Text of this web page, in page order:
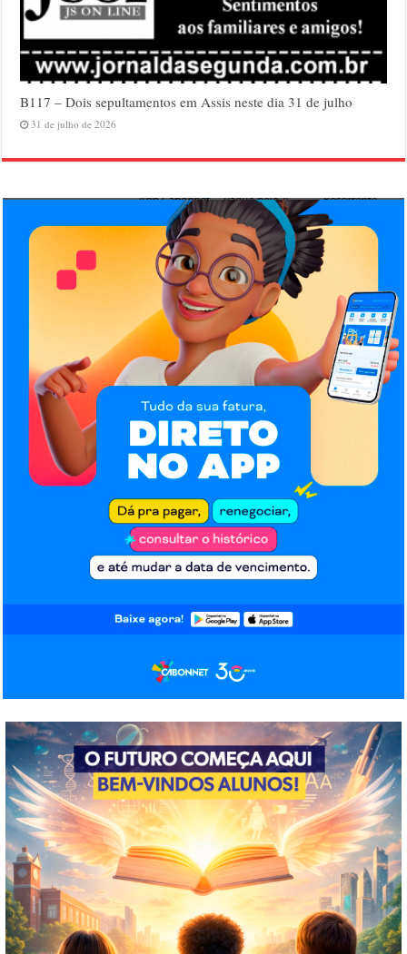
B117 – Dois sepultamentos em Assis neste dia 31 de julho
31 de julho de 2026